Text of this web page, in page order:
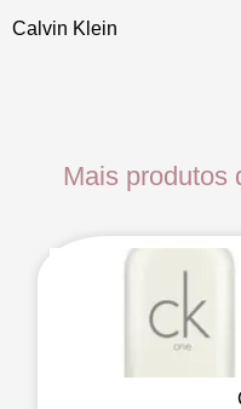
Calvin Klein
Mais produtos